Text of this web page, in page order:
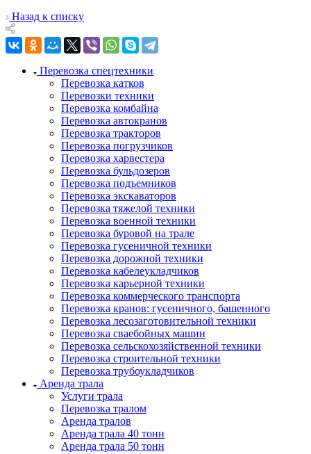
Назад к списку
Перевозка спецтехники
Перевозка катков
Перевозки техники
Перевозка комбайна
Перевозка автокранов
Перевозка тракторов
Перевозка погрузчиков
Перевозка харвестера
Перевозка бульдозеров
Перевозка подъемников
Перевозка экскаваторов
Перевозка тяжелой техники
Перевозка военной техники
Перевозка буровой на трале
Перевозка гусеничной техники
Перевозка дорожной техники
Перевозка кабелеукладчиков
Перевозка карьерной техники
Перевозка коммерческого транспорта
Перевозка кранов: гусеничного, башенного
Перевозка лесозаготовительной техники
Перевозка сваебойных машин
Перевозка сельскохозяйственной техники
Перевозка строительной техники
Перевозка трубоукладчиков
Аренда трала
Услуги трала
Перевозка тралом
Аренда тралов
Аренда трала 40 тонн
Аренда трала 50 тонн